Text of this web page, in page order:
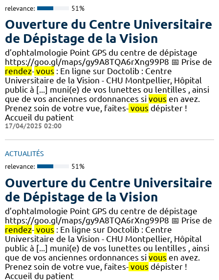
relevance: 51%
Ouverture du Centre Universitaire
de Dépistage de la Vision
d’ophtalmologie Point GPS du centre de dépistage
https://goo.gl/maps/gy9A8TQA6rXng99P8 📅 Prise de
rendez- vous : En ligne sur Doctolib : Centre
Universitaire de la Vision - CHU Montpellier, Hôpital
public à [...] muni(e) de vos lunettes ou lentilles , ainsi
que de vos anciennes ordonnances si vous en avez.
Prenez soin de votre vue, faites- vous dépister !
Accueil du patient
17/04/2025 02:00
ACTUALITÉS
relevance: 51%
Ouverture du Centre Universitaire
de Dépistage de la Vision
d’ophtalmologie Point GPS du centre de dépistage
https://goo.gl/maps/gy9A8TQA6rXng99P8 📅 Prise de
rendez- vous : En ligne sur Doctolib : Centre
Universitaire de la Vision - CHU Montpellier, Hôpital
public à [...] muni(e) de vos lunettes ou lentilles , ainsi
que de vos anciennes ordonnances si vous en avez.
Prenez soin de votre vue, faites- vous dépister !
Accueil du patient